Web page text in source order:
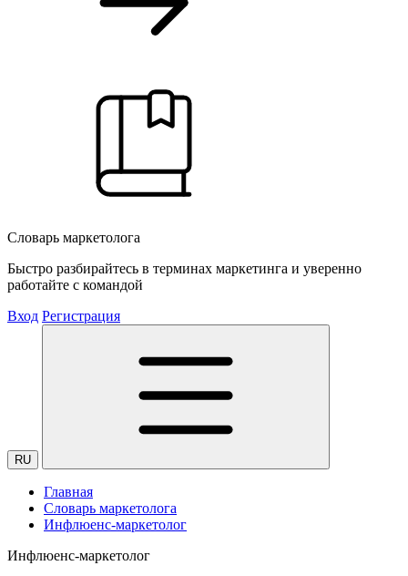
Словарь маркетолога
Быстро разбирайтесь в терминах маркетинга и уверенно
работайте с командой
Вход Регистрация
RU
Главная
Словарь маркетолога
Инфлюенс-маркетолог
Инфлюенс-маркетолог